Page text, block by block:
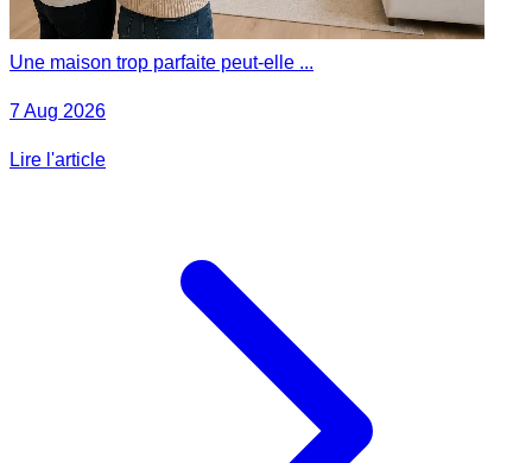
Une maison trop parfaite peut-elle ...
7 Aug 2026
Lire l'article